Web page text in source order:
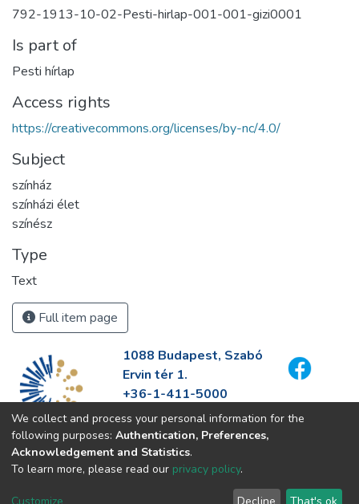
792-1913-10-02-Pesti-hirlap-001-001-gizi0001
Is part of
Pesti hírlap
Access rights
https://creativecommons.org/licenses/by-nc/4.0/
Subject
színház
színházi élet
színész
Type
Text
Full item page
1088 Budapest, Szabó
Ervin tér 1.
+36-1-411-5000
info@fszek.hu
https://fszek.hu
We collect and process your personal information for the
following purposes: Authentication, Preferences,
Acknowledgement and Statistics.
To learn more, please read our privacy policy.